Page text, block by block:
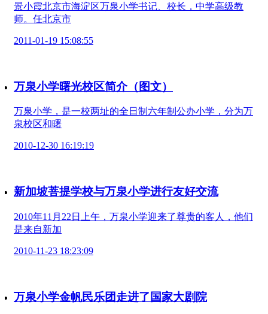
景小霞北京市海淀区万泉小学书记、校长，中学高级教
师。任北京市
2011-01-19 15:08:55
万泉小学曙光校区简介（图文）
万泉小学，是一校两址的全日制六年制公办小学，分为万
泉校区和曙
2010-12-30 16:19:19
新加坡菩提学校与万泉小学进行友好交流
2010年11月22日上午，万泉小学迎来了尊贵的客人，他们
是来自新加
2010-11-23 18:23:09
万泉小学金帆民乐团走进了国家大剧院